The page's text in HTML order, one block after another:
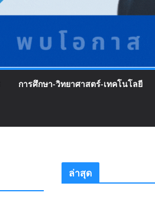
การศึกษา-วิทยาศาสตร์-เทคโนโลยี
ล่าสุด